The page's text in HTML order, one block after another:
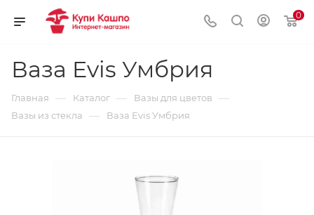
0
Ваза Evis Умбрия
Главная — Каталог — Вазы для цветов —
Вазы из стекла — Ваза Evis Умбрия